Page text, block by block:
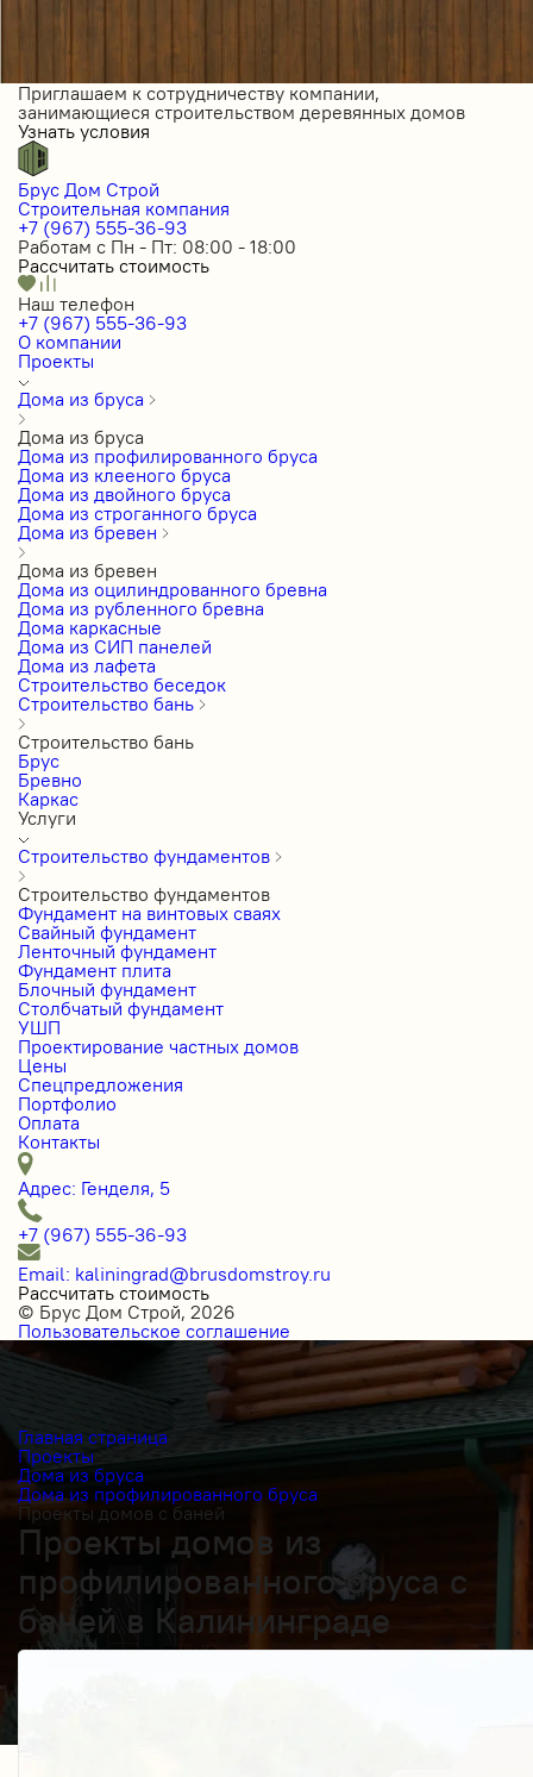
Приглашаем к сотрудничеству компании,
занимающиеся строительством деревянных домов
Узнать условия
Брус Дом Строй
Строительная компания
+7 (967) 555-36-93
Работам с Пн - Пт: 08:00 - 18:00
Рассчитать стоимость
Наш телефон
+7 (967) 555-36-93
О компании
Проекты
Дома из бруса
Дома из бруса
Дома из профилированного бруса
Дома из клееного бруса
Дома из двойного бруса
Дома из строганного бруса
Дома из бревен
Дома из бревен
Дома из оцилиндрованного бревна
Дома из рубленного бревна
Дома каркасные
Дома из СИП панелей
Дома из лафета
Строительство беседок
Строительство бань
Строительство бань
Брус
Бревно
Каркас
Услуги
Строительство фундаментов
Строительство фундаментов
Фундамент на винтовых сваях
Свайный фундамент
Ленточный фундамент
Фундамент плита
Блочный фундамент
Столбчатый фундамент
УШП
Проектирование частных домов
Цены
Спецпредложения
Портфолио
Оплата
Контакты
Адрес: Генделя, 5
+7 (967) 555-36-93
Email: kaliningrad@brusdomstroy.ru
Рассчитать стоимость
© Брус Дом Строй, 2026
Пользовательское соглашение
Главная страница
Проекты
Дома из бруса
Дома из профилированного бруса
Проекты домов с баней
Проекты домов из
профилированного бруса с
баней в Калининграде
Получить косультацию